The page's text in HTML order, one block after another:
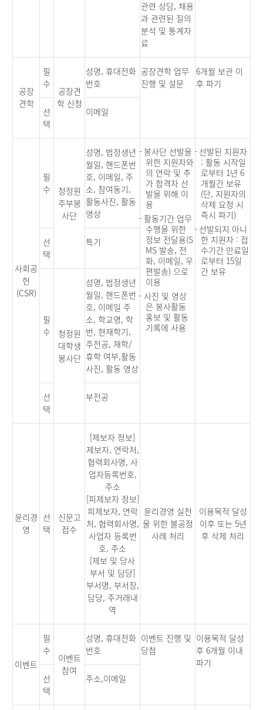
관련 상담, 채용
과 관련된 질의
분석 및 통계자
료
공장
견학
필
수
공장견
학 신청
성명, 휴대전화
번호
공장견학 업무
진행 및 설문
6개월 보관 이
후 파기
선
택
이메일
사회공
헌
(CSR)
필
수
청정원
주부봉
사단
성명, 법정생년
월일, 핸드폰번
호, 이메일, 주
소, 참여동기,
활동사진, 활동
영상
- 봉사단 선발을
위한 지원자와
의 연락 및 추
가 합격자 선
발을 위해 이
용
- 활동기간 업무
수행을 위한
정보 전달용(S
MS 발송, 전
화, 이메일, 우
편발송) 으로
이용
- 사진 및 영상
은 봉사활동
홍보 및 활동
기록에 사용
- 선발된 지원자
: 활동 시작일
로부터 1년 6
개월간 보유
(단, 지원자의
삭제 요청 시
즉시 파기)
- 선발되지 아니
한 지원자 : 접
수기간 만료일
로부터 15일
간 보유
선
택
특기
필
수
청정원
대학생
봉사단
성명, 법정생년
월일, 핸드폰번
호, 이메일 주
소, 학교명, 학
번, 현재학기,
주전공, 재학/
휴학 여부,활동
사진, 활동 영상
선
택
부전공
윤리경
영
선
택
신문고
접수
[제보자 정보]
제보자, 연락처,
협력회사명, 사
업자등록번호,
주소
[피제보자 정보]
피제보자, 연락
처, 협력회사명,
사업자 등록번
호, 주소
[제보 및 당사
부서 및 담당]
부서명, 부서장,
담당, 주거래내
역
윤리경영 실천
을 위한 불공정
사례 처리
이용목적 달성
이후 또는 5년
후 삭제 처리
이벤트
필
수
이벤트
참여
성명, 휴대전화
번호
이벤트 진행 및
당첨
이용목적 달성
후 6개월 이내
파기
선
택
주소,이메일